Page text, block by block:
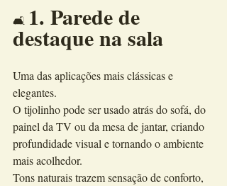
🛋️ 1. Parede de
destaque na sala
Uma das aplicações mais clássicas e
elegantes.
O tijolinho pode ser usado atrás do sofá, do
painel da TV ou da mesa de jantar, criando
profundidade visual e tornando o ambiente
mais acolhedor.
Tons naturais trazem sensação de conforto,